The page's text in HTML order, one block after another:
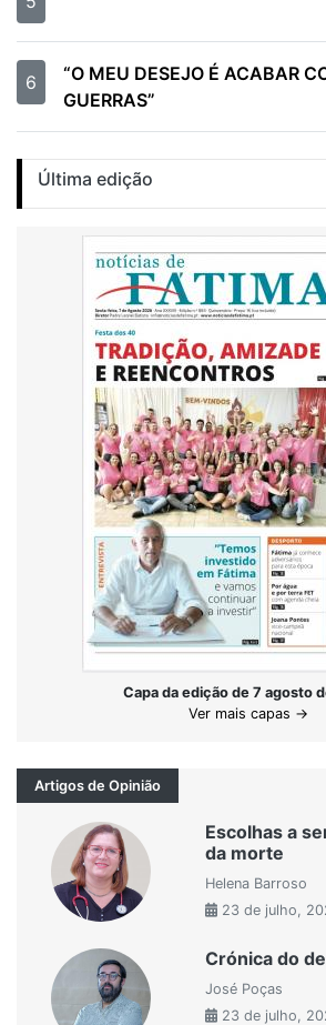
6
“O MEU DESEJO É ACABAR
GUERRAS”
Última edição
Capa da edição de 7 agosto
Ver mais capas →
Artigos de Opinião
Escolhas a
da morte
Helena Barroso
23 de julho,
Crónica do
José Poças
23 de julho,